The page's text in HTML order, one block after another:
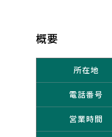
概要
所在地
電話番号
営業時間